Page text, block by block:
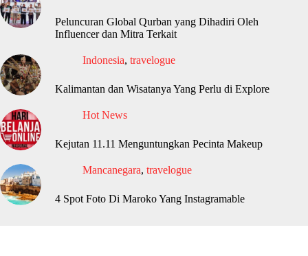
Peluncuran Global Qurban yang Dihadiri Oleh
Influencer dan Mitra Terkait
Indonesia, travelogue
Kalimantan dan Wisatanya Yang Perlu di Explore
Hot News
Kejutan 11.11 Menguntungkan Pecinta Makeup
Mancanegara, travelogue
4 Spot Foto Di Maroko Yang Instagramable